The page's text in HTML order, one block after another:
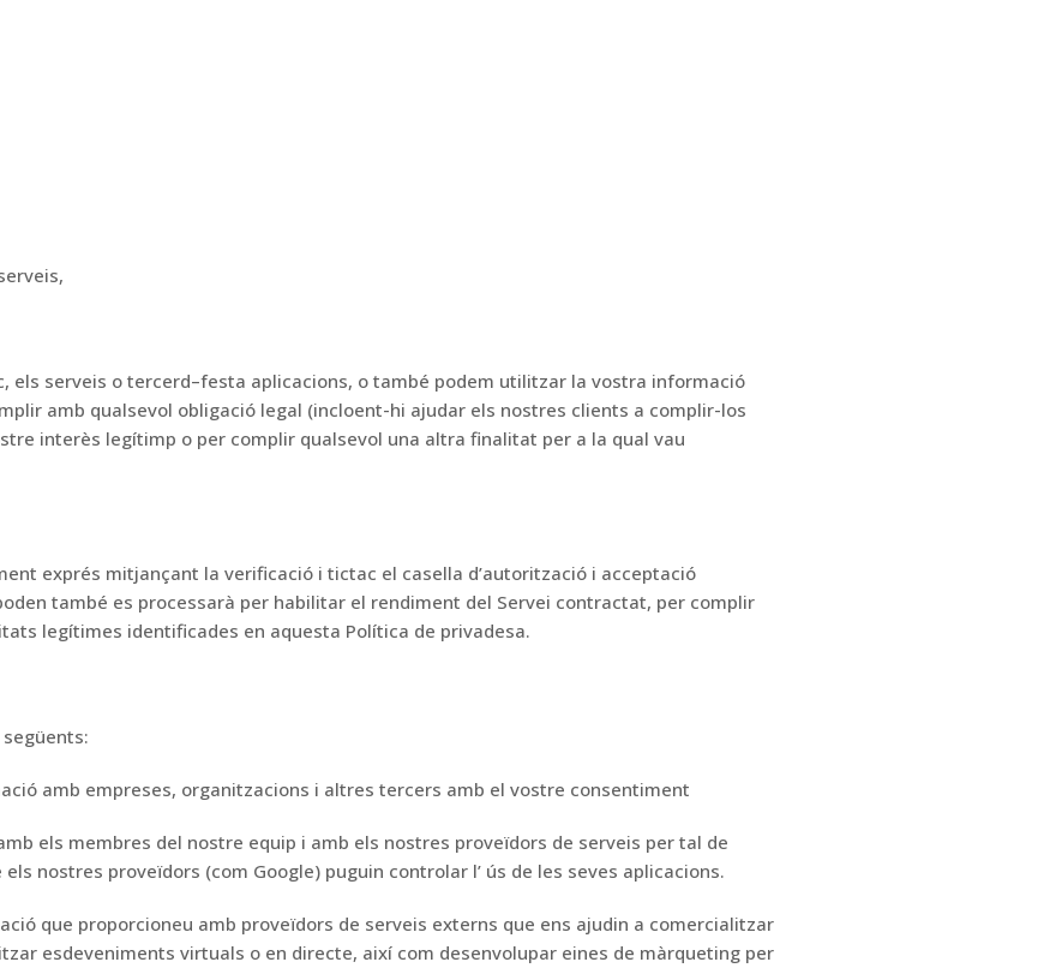
els serveis o tercerd–festa aplicacions, o també podem utilitzar la vostra informació
amb qualsevol obligació legal (incloent-hi ajudar els nostres clients a complir-los
interès legítimp o per complir qualsevol una altra finalitat per a la qual vau
exprés mitjançant la verificació i tictac el casella d’autorització i acceptació
també es processarà per habilitar el rendiment del Servei contractat, per complir
legítimes identificades en aquesta Política de privadesa.
amb empreses, organitzacions i altres tercers amb el vostre consentiment
els membres del nostre equip i amb els nostres proveïdors de serveis per tal de
els nostres proveïdors (com Google) puguin controlar l’ ús de les seves aplicacions.
que proporcioneu amb proveïdors de serveis externs que ens ajudin a comercialitzar
esdeveniments virtuals o en directe, així com desenvolupar eines de màrqueting per